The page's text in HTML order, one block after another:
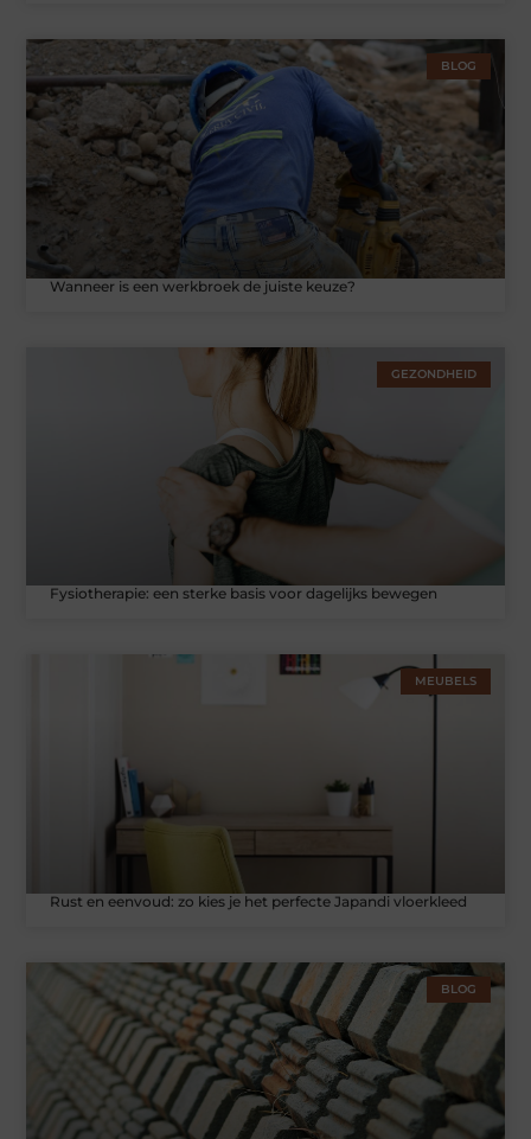
BLOG
Wanneer is een werkbroek de juiste keuze?
GEZONDHEID
Fysiotherapie: een sterke basis voor dagelijks bewegen
MEUBELS
Rust en eenvoud: zo kies je het perfecte Japandi vloerkleed
BLOG